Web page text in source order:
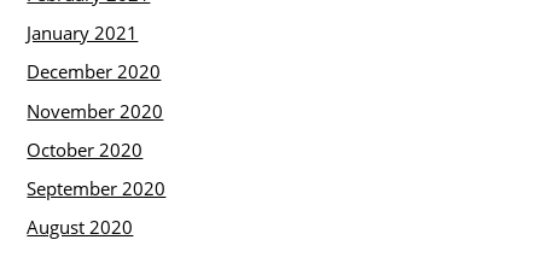
January 2021
December 2020
November 2020
October 2020
September 2020
August 2020